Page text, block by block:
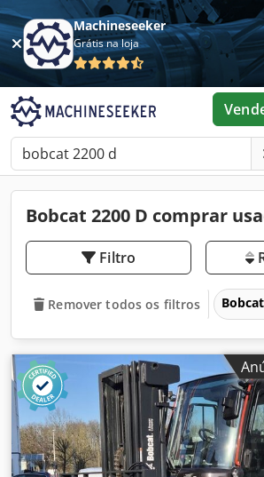
Machineseeker
Grátis na loja
Bobcat 2200 D comprar
Filtro
Remover todos os filtros Bobcat